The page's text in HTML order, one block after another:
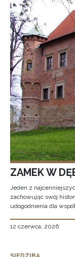
ZAMEK W
Jeden z
zachowując swój
udogodnienia dla
12 czerwca, 2026